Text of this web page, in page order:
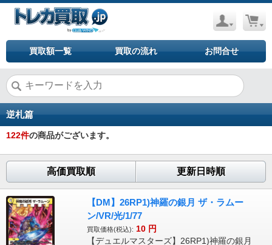
買取額一覧 買取の流れ お問合せ
逆札篇
122件の商品がございます。
高価買取順 更新日時順
【DM】26RP1)神羅の銀月 ザ・ラムー
ン/VR/光/1/77
買取価格(税込): 10 円
【デュエルマスターズ】26RP1)神羅の銀月